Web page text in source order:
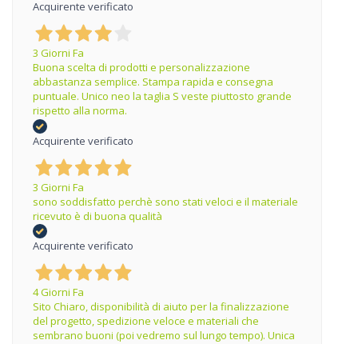
Acquirente verificato
3 Giorni Fa
Buona scelta di prodotti e personalizzazione
abbastanza semplice. Stampa rapida e consegna
puntuale. Unico neo la taglia S veste piuttosto grande
rispetto alla norma.
Acquirente verificato
3 Giorni Fa
sono soddisfatto perchè sono stati veloci e il materiale
ricevuto è di buona qualità
Acquirente verificato
4 Giorni Fa
Sito Chiaro, disponibilità di aiuto per la finalizzazione
del progetto, spedizione veloce e materiali che
sembrano buoni (poi vedremo sul lungo tempo). Unica